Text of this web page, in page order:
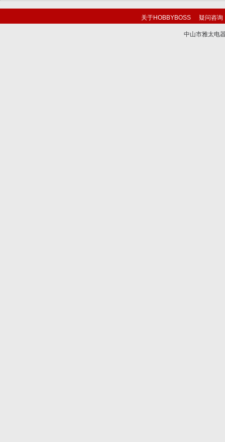
关于HOBBYBOSS 疑问咨询
中山市雅太电